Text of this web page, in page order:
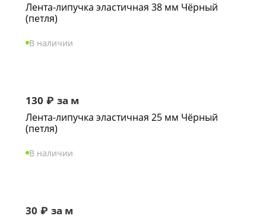
Лента-липучка эластичная 38 мм Чёрный
(петля)
В наличии
130 ₽ за м
Лента-липучка эластичная 25 мм Чёрный
(петля)
В наличии
30 ₽ за м